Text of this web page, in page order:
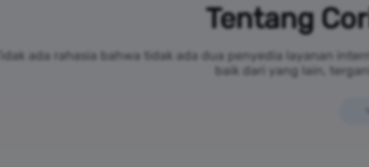
Tentang
Tidak ada rahasia bahwa tidak ada dua penyedia layanan
baik dari yang lain,